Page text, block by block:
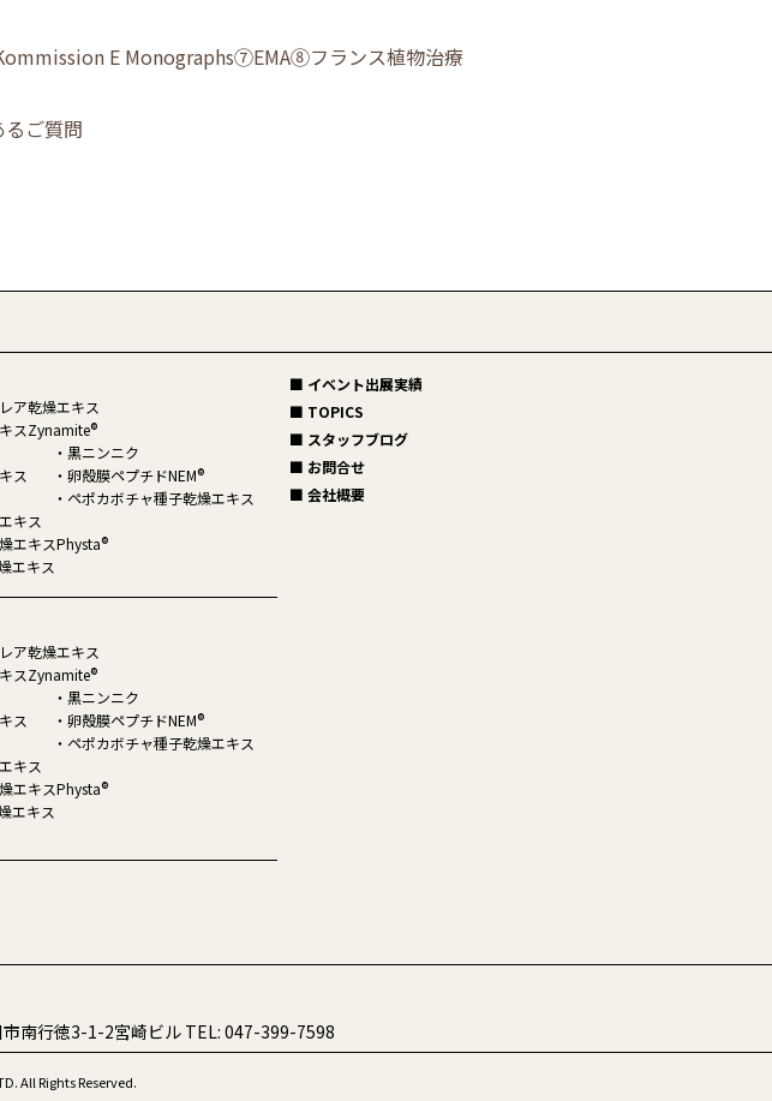
E Monographs⑦EMA⑧フランス植物治療
ご質問
ア乾燥エキス
スZynamite®
黒ニンニク
ス
卵殻膜ペプチドNEM®
ペポカボチャ種子乾燥エキス
キス
エキスPhysta®
エキス
ア乾燥エキス
スZynamite®
黒ニンニク
ス
卵殻膜ペプチドNEM®
ペポカボチャ種子乾燥エキス
キス
エキスPhysta®
エキス
■ イベント出展実績
■ TOPICS
■ スタッフブログ
■ お問合せ
■ 会社概要
南行徳3-1-2宮崎ビル TEL: 047-399-7598
All Rights Reserved.